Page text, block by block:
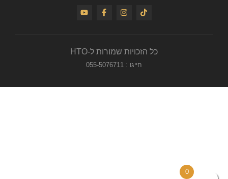
כל הזכויות שמורות ל-HTO
חייגו : 055-5076711
0